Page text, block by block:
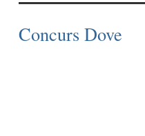
Concurs Dove